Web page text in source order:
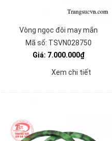
Vòng ngọc đôi may mắn
Mã số: TSVN028750
Giá: 7.000.000₫
Xem chi tiết